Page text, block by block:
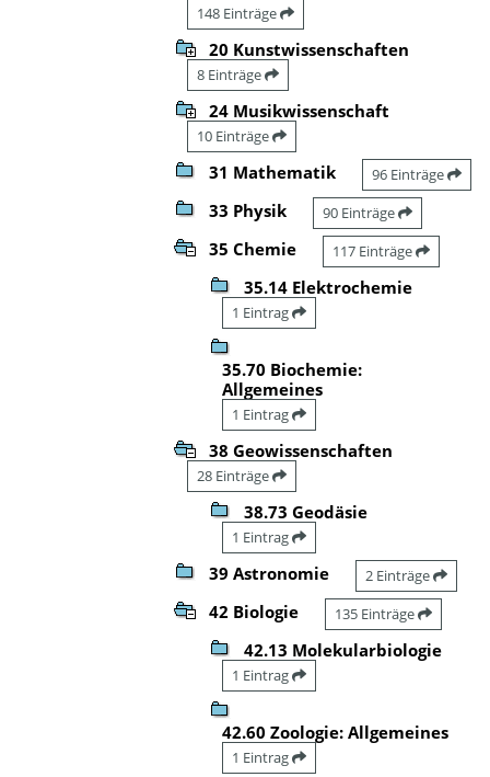
148 Einträge
20 Kunstwissenschaften
8 Einträge
24 Musikwissenschaft
10 Einträge
31 Mathematik 96 Einträge
33 Physik 90 Einträge
35 Chemie 117 Einträge
35.14 Elektrochemie
1 Eintrag
35.70 Biochemie:
Allgemeines
1 Eintrag
38 Geowissenschaften
28 Einträge
38.73 Geodäsie
1 Eintrag
39 Astronomie 2 Einträge
42 Biologie 135 Einträge
42.13 Molekularbiologie
1 Eintrag
42.60 Zoologie: Allgemeines
1 Eintrag